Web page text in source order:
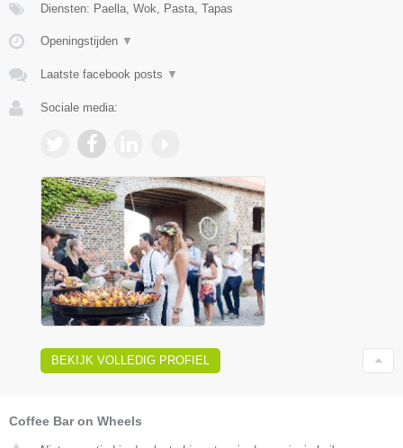
Diensten: Paella, Wok, Pasta, Tapas
Openingstijden ▼
Laatste facebook posts ▼
Sociale media:
BEKIJK VOLLEDIG PROFIEL
Coffee Bar on Wheels